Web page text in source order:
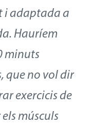
i adaptada a
Hauríem
minuts
que no vol dir
exercicis de
músculs